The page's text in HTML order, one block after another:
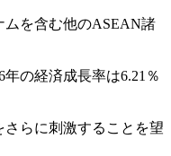
ムを含む他のASEAN諸
の経済成長率は6.21％
らに刺激することを望